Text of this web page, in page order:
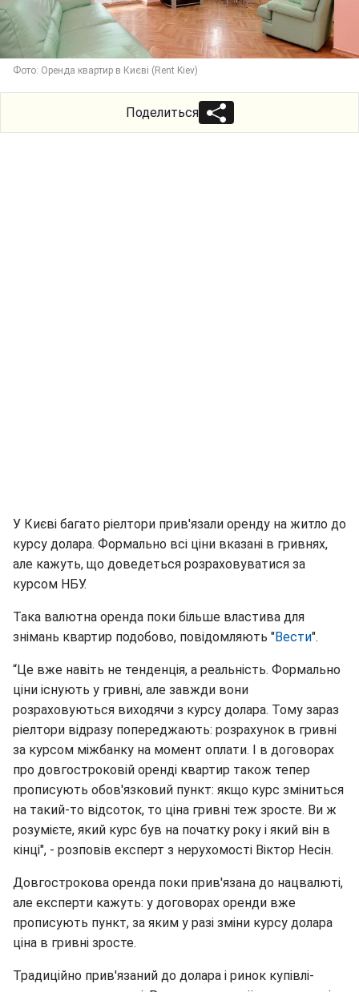
Фото: Оренда квартир в Києві (Rent Kiev)
Поделиться
У Києві багато ріелтори прив'язали оренду на житло до
курсу долара. Формально всі ціни вказані в гривнях,
але кажуть, що доведеться розраховуватися за
курсом НБУ.
Така валютна оренда поки більше властива для
знімань квартир подобово, повідомляють "Вести".
“Це вже навіть не тенденція, а реальність. Формально
ціни існують у гривні, але завжди вони
розраховуються виходячи з курсу долара. Тому зараз
ріелтори відразу попереджають: розрахунок в гривні
за курсом міжбанку на момент оплати. І в договорах
про довгостроковій оренді квартир також тепер
прописують обов'язковий пункт: якщо курс зміниться
на такий-то відсоток, то ціна гривні теж зросте. Ви ж
розумієте, який курс був на початку року і який він в
кінці", - розповів експерт з нерухомості Віктор Несін.
Довгострокова оренда поки прив'язана до нацвалюті,
але експерти кажуть: у договорах оренди вже
прописують пункт, за яким у разі зміни курсу долара
ціна в гривні зросте.
Традиційно прив'язаний до долара і ринок купівлі-